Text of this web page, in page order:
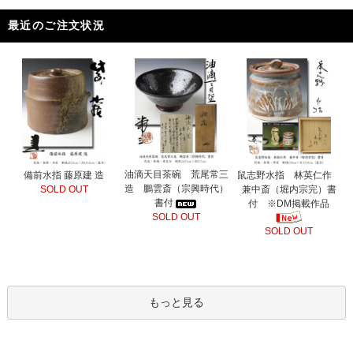
最近のご注文状況
備前水指 藤原建 造
SOLD OUT
油滴天目茶碗 荒尾常三
造 鵬雲斎（宗興時代）
書付
SOLD OUT
鼠志野水指 林英仁作
兼中斎（堀内宗完）書
付 ※DM掲載作品
SOLD OUT
もっと見る